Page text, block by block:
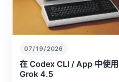
07/19/2026
在 Codex CLI / App 中使用
Grok 4.5